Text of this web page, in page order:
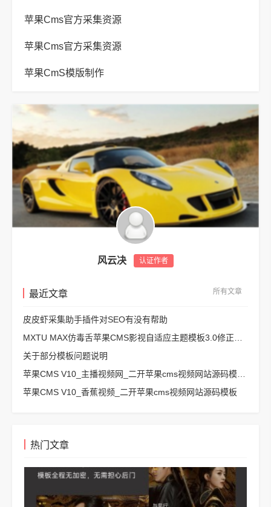
苹果Cms官方采集资源
苹果Cms官方采集资源
苹果CmS模版制作
风云决 认证作者
最近文章 所有文章
皮皮虾采集助手插件对SEO有没有帮助
MXTU MAX仿毒舌苹果CMS影视自适应主题模板3.0修正版源码
关于部分模板问题说明
苹果CMS V10_主播视频网_二开苹果cms视频网站源码模板 – 亲测源码 有演示
苹果CMS V10_香蕉视频_二开苹果cms视频网站源码模板
热门文章